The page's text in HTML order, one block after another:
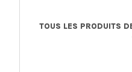
TOUS LES PRODUITS